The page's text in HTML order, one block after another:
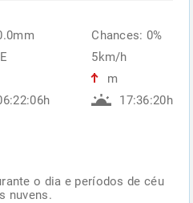
Chances: 0%
5km/h
m
17:36:20h
o dia e períodos de céu
nuvens.